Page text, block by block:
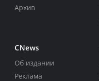
Архив
CNews
Об издании
Реклама